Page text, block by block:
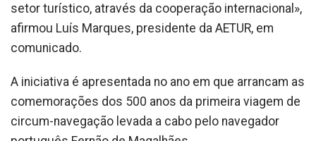
setor turístico, através da cooperação internacional»,
afirmou Luís Marques, presidente da AETUR, em
comunicado.
A iniciativa é apresentada no ano em que arrancam as
comemorações dos 500 anos da primeira viagem de
circum-navegação levada a cabo pelo navegador